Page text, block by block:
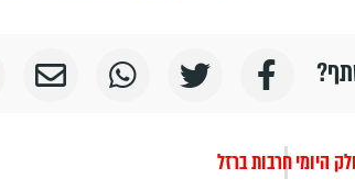
היומיחרבות ברזל